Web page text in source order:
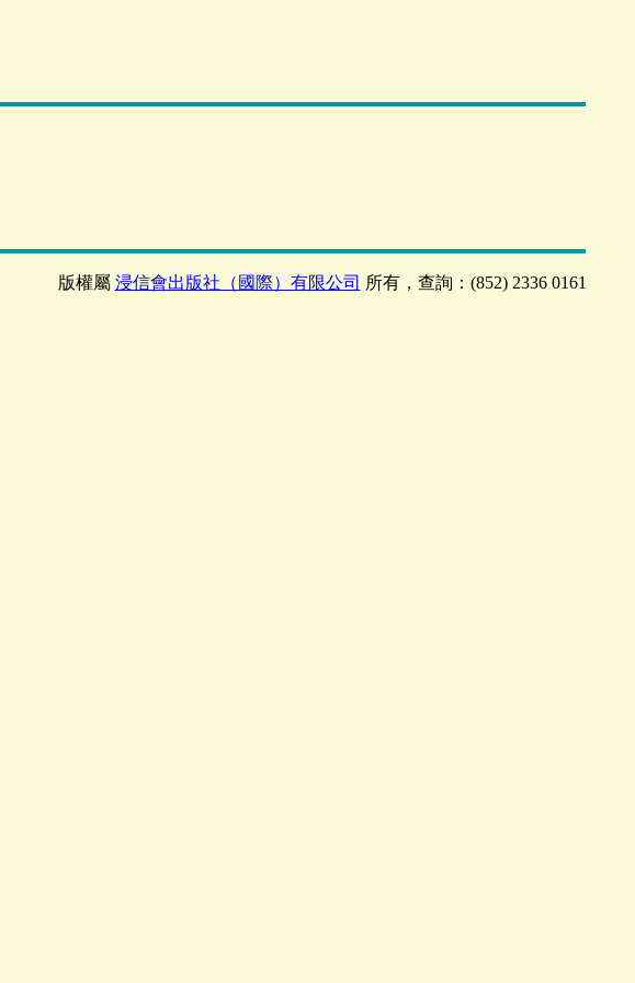
版權屬 浸信會出版社（國際）有限公司 所有，查詢：(852) 2336 0161